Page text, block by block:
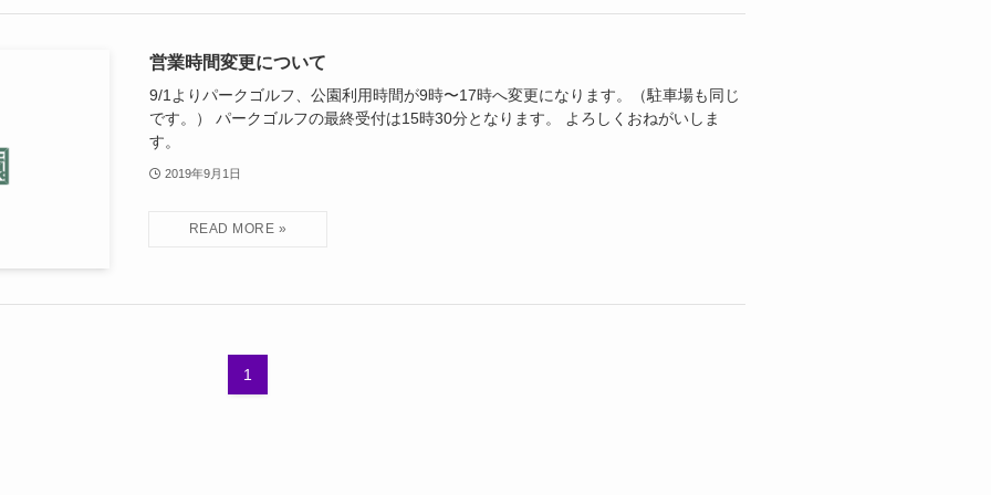
営業時間変更について
9/1よりパークゴルフ、公園利用時間が9時〜17時へ変更になります。（駐車場も同じ
です。） パークゴルフの最終受付は15時30分となります。 よろしくおねがいしま
す。
2019年9月1日
1